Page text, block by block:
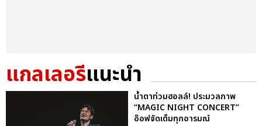
แกลเลอรีแนะนำ
น้ำตาท่วมฮอลล์! ประมวลภาพ
“MAGIC NIGHT CONCERT”
อ๊อฟจัดเต็มทุกอารมณ์